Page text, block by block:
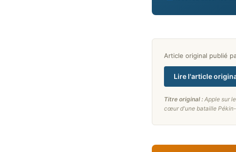
Article original publié
Lire l'article
Titre original : Apple sur
cœur d'une bataille